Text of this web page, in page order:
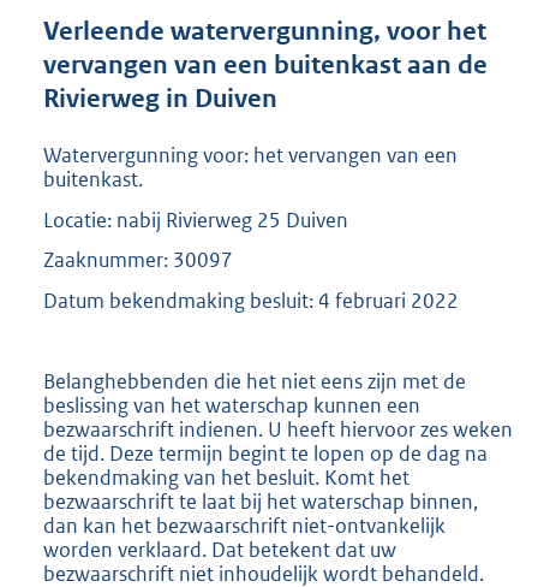
r
o
e
0
b
Verleende watervergunning, voor het
vervangen van een buitenkast aan de
Rivierweg in Duiven
Watervergunning voor: het vervangen van een
buitenkast.
Locatie: nabij Rivierweg 25 Duiven
Zaaknummer: 30097
Datum bekendmaking besluit: 4 februari 2022
Belanghebbenden die het niet eens zijn met de
beslissing van het waterschap kunnen een
bezwaarschrift indienen. U heeft hiervoor zes weken
de tijd. Deze termijn begint te lopen op de dag na
bekendmaking van het besluit. Komt het
bezwaarschrift te laat bij het waterschap binnen,
dan kan het bezwaarschrift niet-ontvankelijk
worden verklaard. Dat betekent dat uw
bezwaarschrift niet inhoudelijk wordt behandeld.